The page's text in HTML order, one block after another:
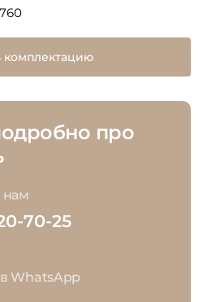
комплектацию
про
нам
70-25
WhatsApp